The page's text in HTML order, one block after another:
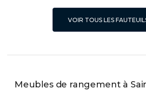
VOIR TOUS LES
Meubles de rangement à